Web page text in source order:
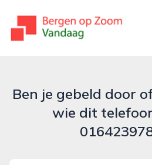
bergenopzoomvandaag.nl
Ben je gebeld door
wie dit